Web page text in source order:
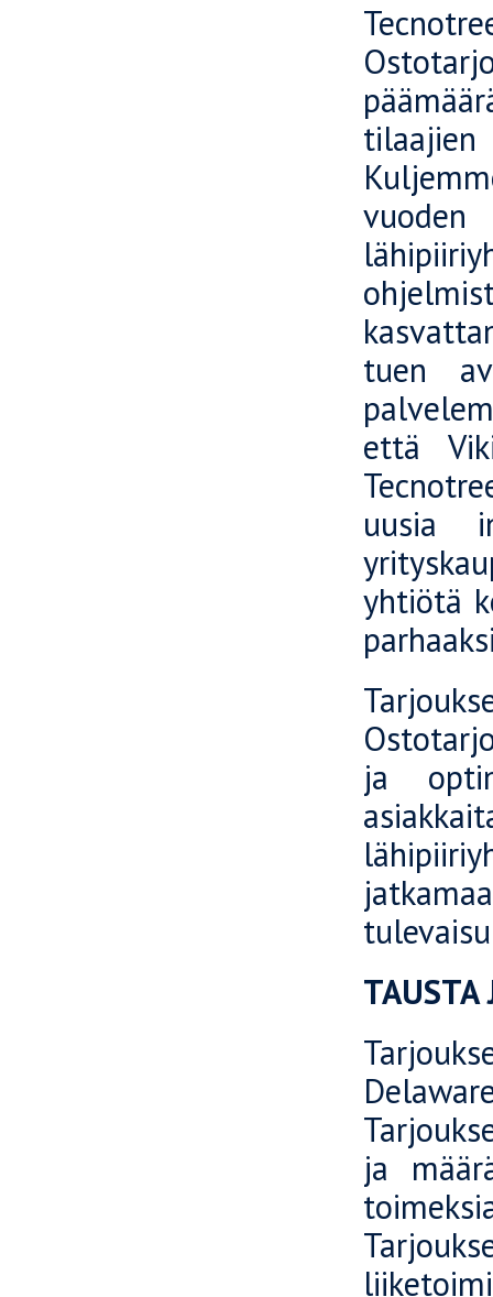
tilaajien
tuen
että
uusia
yhtiötä
ja
TAUSTA
ja